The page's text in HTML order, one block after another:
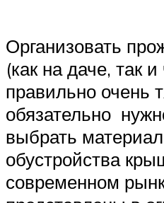
Организовать
(как на даче, так
правильно очень
обязательно
выбрать
обустройства
современном